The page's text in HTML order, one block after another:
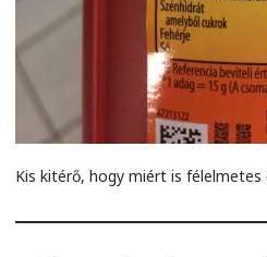
Kis kitérő, hogy miért is félelmetes